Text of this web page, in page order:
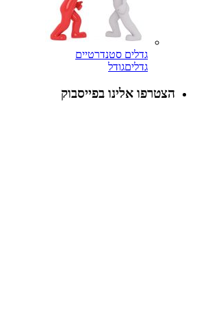
גדלים סטנדרטיים
גדליםגודל
הצטרפו אלינו בפייסבוק